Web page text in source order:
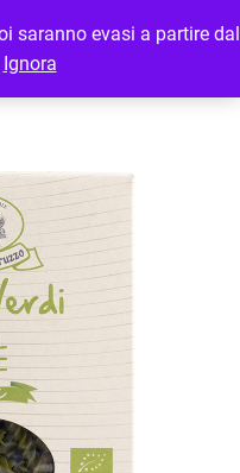
saranno evasi a partire dal
Ignora
LOGIN